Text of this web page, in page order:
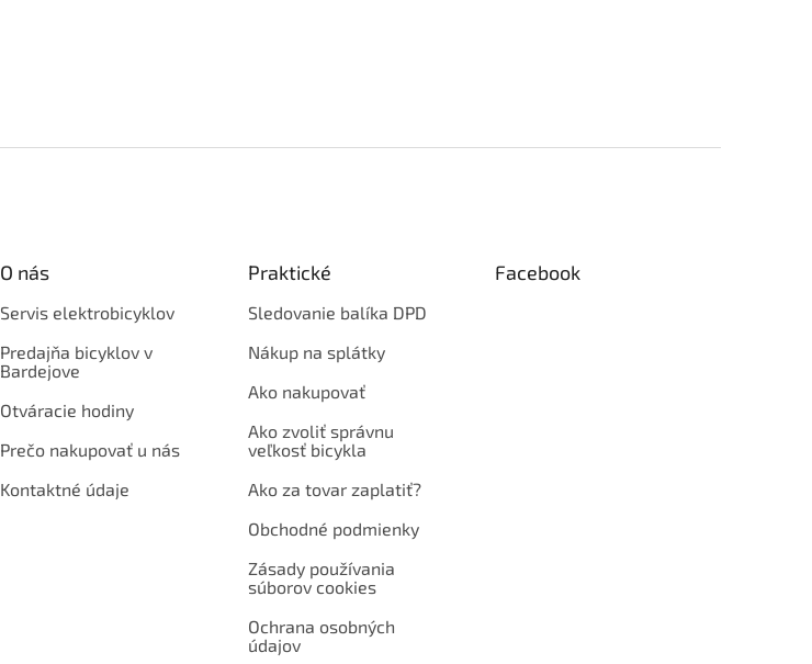
O nás
Servis elektrobicyklov
Predajňa bicyklov v
Bardejove
Otváracie hodiny
Prečo nakupovať u nás
Kontaktné údaje
Praktické
Sledovanie balíka DPD
Nákup na splátky
Ako nakupovať
Ako zvoliť správnu
veľkosť bicykla
Ako za tovar zaplatiť?
Obchodné podmienky
Zásady používania
súborov cookies
Ochrana osobných
údajov
Facebook